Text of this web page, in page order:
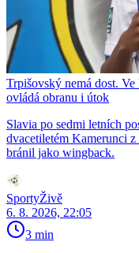
Trpišovský nemá dost.
ovládá obranu i útok
Slavia po sedmi letních
dvacetiletém Kamerunci
bránil jako wingback.
SportyŽivě
6. 8. 2026, 22:05
3 min